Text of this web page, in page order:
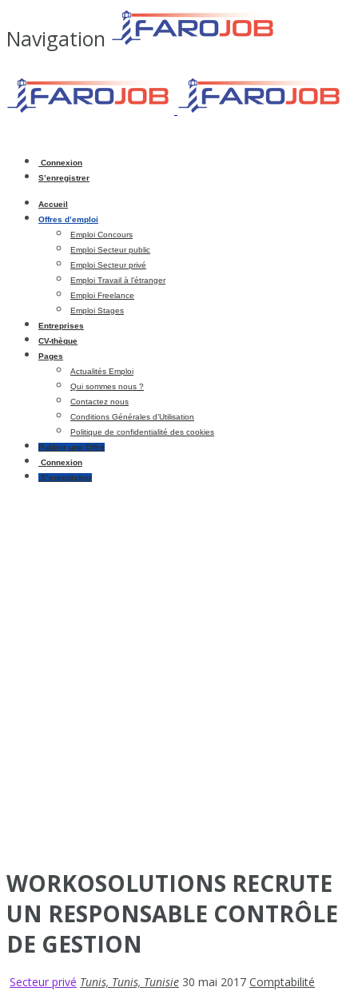
Navigation
Connexion
S’enregistrer
Accueil
Offres d’emploi
Emploi Concours
Emploi Secteur public
Emploi Secteur privé
Emploi Travail à l’étranger
Emploi Freelance
Emploi Stages
Entreprises
CV-thèque
Pages
Actualités Emploi
Qui sommes nous ?
Contactez nous
Conditions Générales d’Utilisation
Politique de confidentialité des cookies
Publier une Offre
Connexion
S’enregistrer
WORKOSOLUTIONS RECRUTE
UN RESPONSABLE CONTRÔLE
DE GESTION
Secteur privé Tunis, Tunis, Tunisie 30 mai 2017 Comptabilité